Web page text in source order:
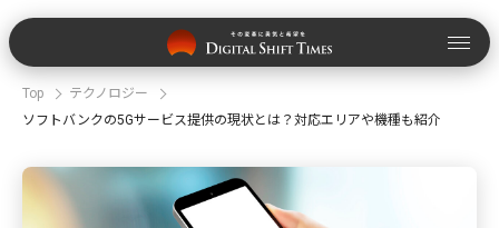
Top
テクノロジー
ソフトバンクの5Gサービス提供の現状とは？対応エリアや機種も紹介